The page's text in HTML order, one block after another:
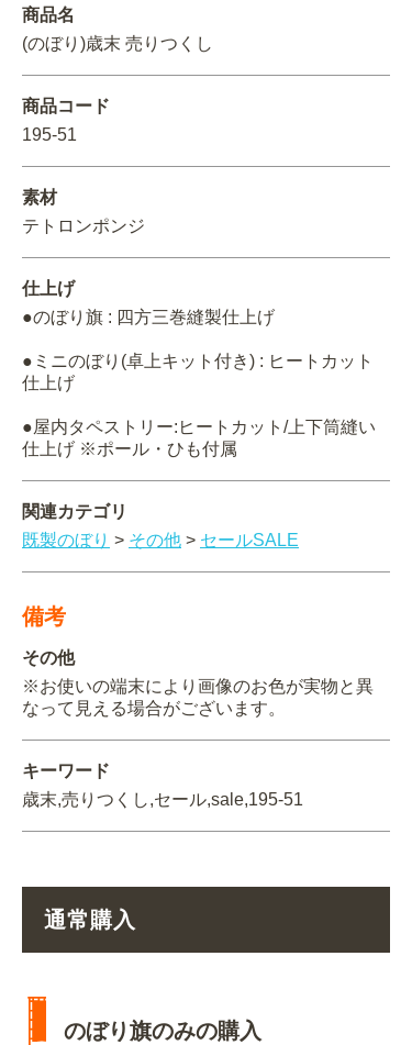
商品名
(のぼり)歳末 売りつくし
商品コード
195-51
素材
テトロンポンジ
仕上げ
●のぼり旗 : 四方三巻縫製仕上げ
●ミニのぼり(卓上キット付き) : ヒートカット
仕上げ
●屋内タペストリー:ヒートカット/上下筒縫い
仕上げ ※ポール・ひも付属
関連カテゴリ
既製のぼり > その他 > セールSALE
備考
その他
※お使いの端末により画像のお色が実物と異
なって見える場合がございます。
キーワード
歳末,売りつくし,セール,sale,195-51
通常購入
のぼり旗のみの購入